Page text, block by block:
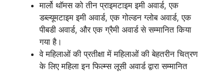
मार्लो थॉमस को तीन प्राइमटाइम इमी अवार्ड, एक
डब्ल्यूमटाइम इमी अवार्ड, एक गोल्डन ग्लोब अवार्ड, एक
पीबडी अवार्ड, और एक ग्रैमी अवार्ड से सम्मानित किया
गया है।
वे महिलाओं की प्रतीक्षा में महिलाओं की बेहतरीन चित्रण
के लिए महिला इन फिल्म्स लूसी अवार्ड द्वारा सम्मानित